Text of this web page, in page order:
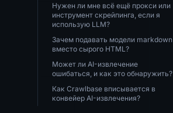
Нужен ли мне всё ещё прокси или
инструмент скрейпинга, если я
использую LLM?
Зачем подавать модели markdown
вместо сырого HTML?
Может ли AI-извлечение
ошибаться, и как это обнаружить?
Как Crawlbase вписывается в
конвейер AI-извлечения?